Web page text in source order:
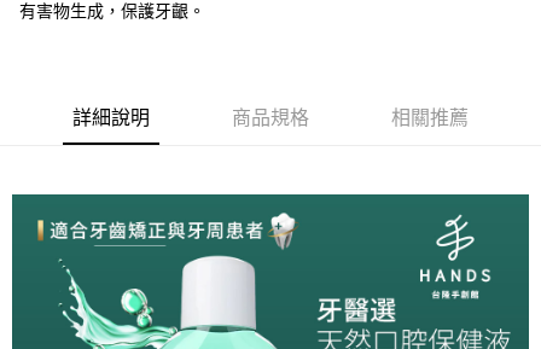
悠遊付
AFTEE先享後付
相關說明
１．簡單：不需註冊會員、不需綁卡、不需儲值。
２．便利：只要手機號碼，簡訊認證，即可結帳。
３．安心：先確認商品／服務後，再付款。
【「AFTEE先享後付」結帳流程】
１．於結帳方式選擇「AFTEE先享後付」後，將跳轉至「AFTEE先享後付」
運送方式
全家取貨付款
每筆NT$60，滿NT$699(含以上)免運費
有害物生成，保護牙齦。
詳細說明 商品規格 相關推薦